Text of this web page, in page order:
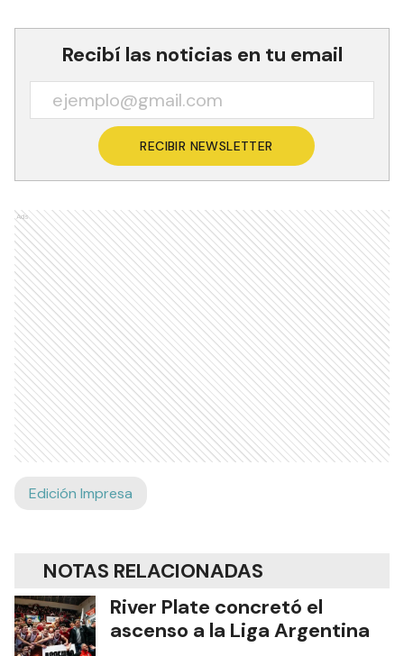
Recibí las noticias en tu email
RECIBIR NEWSLETTER
Ads
Edición Impresa
NOTAS RELACIONADAS
River Plate concretó el
ascenso a la Liga Argentina